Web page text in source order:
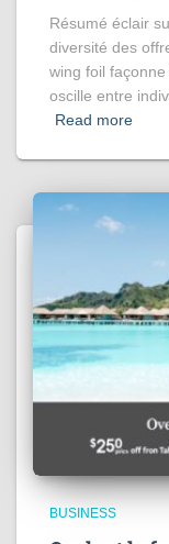
Résumé éclair
diversité des
wing foil
oscille entre
Read more
BUSINESS